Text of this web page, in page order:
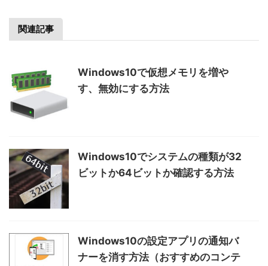
関連記事
Windows10で仮想メモリを増や
す、無効にする方法
Windows10でシステムの種類が32
ビットか64ビットか確認する方法
Windows10の設定アプリの通知バ
ナーを消す方法（おすすめのコンテ